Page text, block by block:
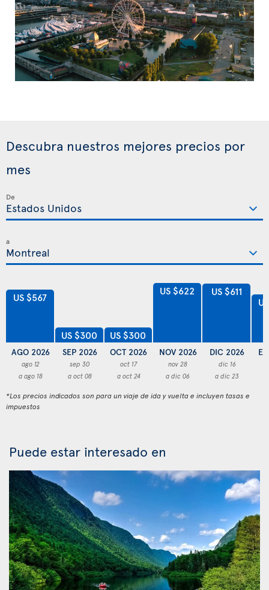
Descubra nuestros mejores precios por
mes
De
a
US $567
AGO 2026
ago 12
a ago 18
US $300
SEP 2026
sep 30
a oct 08
US $300
OCT 2026
oct 17
a oct 24
US $622
NOV 2026
nov 28
a dic 06
US $611
DIC 2026
dic 16
a dic 23
*Los precios indicados son para un viaje de ida y vuelta e incluyen tasas e
impuestos
Puede estar interesado en